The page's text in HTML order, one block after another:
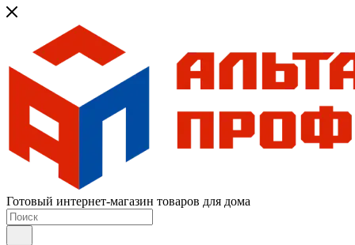
Готовый интернет-магазин товаров для дома